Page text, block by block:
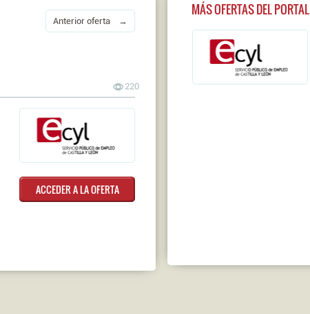
Anterior oferta →
220
ACCEDER A LA OFERTA
MÁS OFERTAS DEL PORTAL